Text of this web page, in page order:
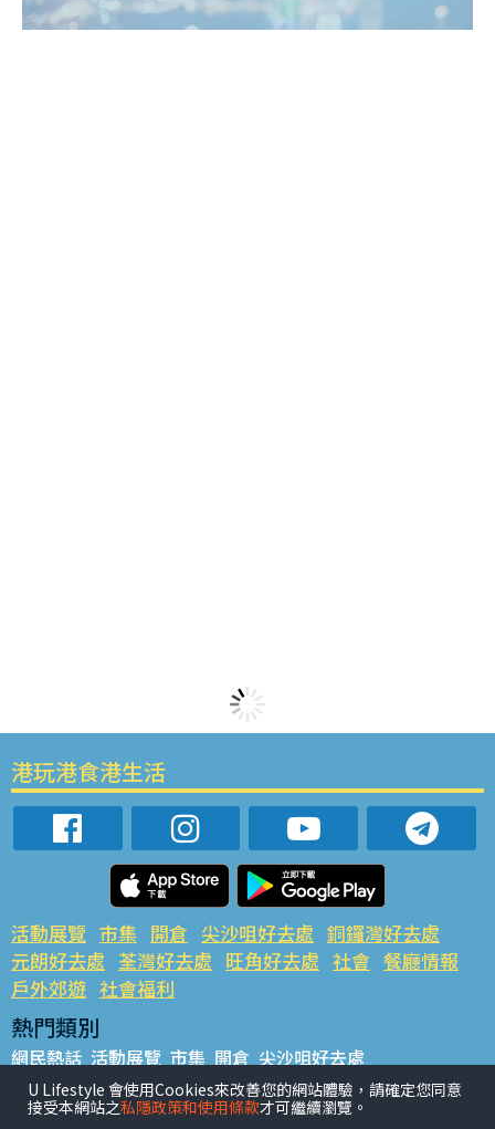
港玩港食港生活
活動展覽 市集 開倉 尖沙咀好去處 銅鑼灣好去處
元朗好去處 荃灣好去處 旺角好去處 社會 餐廳情報
戶外郊遊 社會福利
熱門類別
網民熱話 活動展覽 市集 開倉 尖沙咀好去處
銅鑼灣好去處 元朗好去處 荃灣好去處 旺角好去處 社會
餐廳情報 戶外郊遊
U Lifestyle 會使用Cookies來改善您的網站體驗，請確定您同意
接受本網站之私隱政策和使用條款才可繼續瀏覽。